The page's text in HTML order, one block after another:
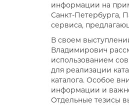
информации на
Санкт-Петербурга,
сервиса,
В своем
Владимирович
использованием
для реализации
каталога. Особое
информации и
Отдельные тезисы